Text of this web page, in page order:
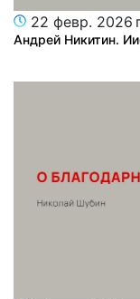
22 февр. 2026
Андрей Никитин.